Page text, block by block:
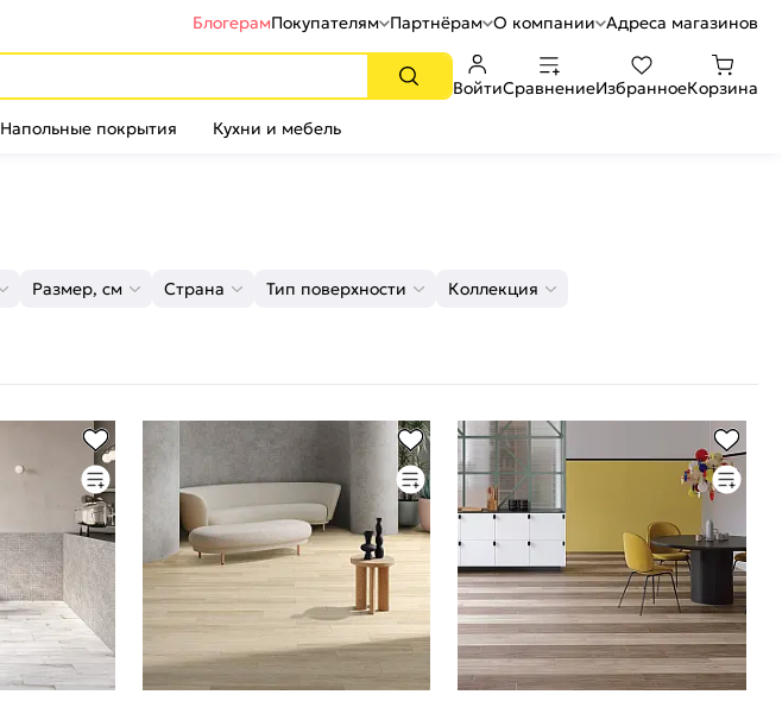
БлогерамПокупателям Партнёрам О компании Адреса магазинов
ВойтиСравнениеИзбранноеКорзина
Напольные покрытия Кухни и мебель
Размер, см Страна Тип поверхности Коллекция